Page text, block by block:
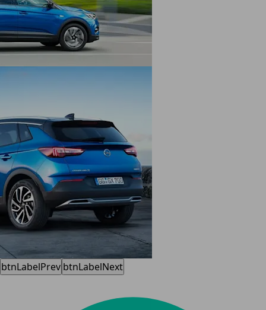
btnLabelPrev btnLabelNext